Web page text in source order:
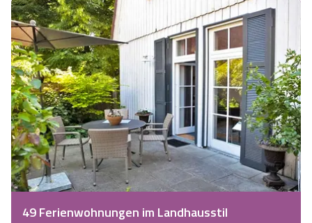
49 Ferienwohnungen im Landhausstil